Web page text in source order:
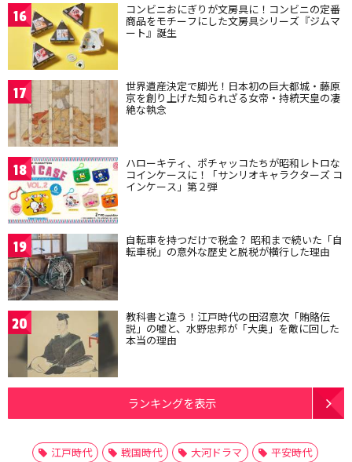
16 コンビニおにぎりが文房具に！コンビニの定番
商品をモチーフにした文房具シリーズ『ジムマ
ート』誕生
17 世界遺産決定で脚光！日本初の巨大都城・藤原
京を創り上げた知られざる女帝・持統天皇の凄
絶な執念
18 ハローキティ、ポチャッコたちが昭和レトロな
コインケースに！「サンリオキャラクターズ コ
インケース」第２弾
19 自転車を持つだけで税金？ 昭和まで続いた「自
転車税」の意外な歴史と脱税が横行した理由
20 教科書と違う！江戸時代の田沼意次「賄賂伝
説」の嘘と、水野忠邦が「大奥」を敵に回した
本当の理由
ランキングを表示
江戸時代 戦国時代 大河ドラマ
平安時代